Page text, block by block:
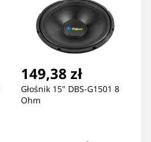
149,38 zł
Głośnik 15" DBS-G1501 8
Ohm